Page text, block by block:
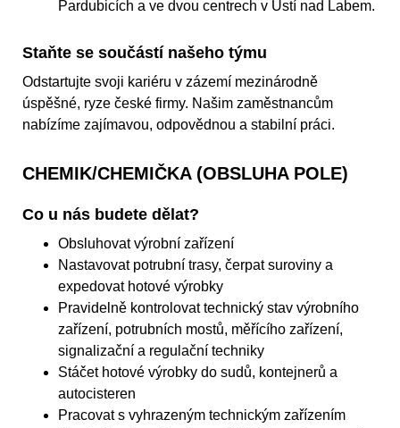
Pardubicích a ve dvou centrech v Ústí nad Labem.
Staňte se součástí našeho týmu
Odstartujte svoji kariéru v zázemí mezinárodně
úspěšné, ryze české firmy. Našim zaměstnancům
nabízíme zajímavou, odpovědnou a stabilní práci.
CHEMIK/CHEMIČKA (OBSLUHA POLE)
Co u nás budete dělat?
Obsluhovat výrobní zařízení
Nastavovat potrubní trasy, čerpat suroviny a
expedovat hotové výrobky
Pravidelně kontrolovat technický stav výrobního
zařízení, potrubních mostů, měřícího zařízení,
signalizační a regulační techniky
Stáčet hotové výrobky do sudů, kontejnerů a
autocisteren
Pracovat s vyhrazeným technickým zařízením